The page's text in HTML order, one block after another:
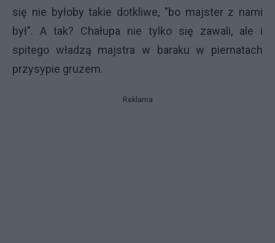
się nie byłoby takie dotkliwe, "bo majster z nami
był". A tak? Chałupa nie tylko się zawali, ale i
spitego władzą majstra w baraku w piernatach
przysypie gruzem.
Reklama